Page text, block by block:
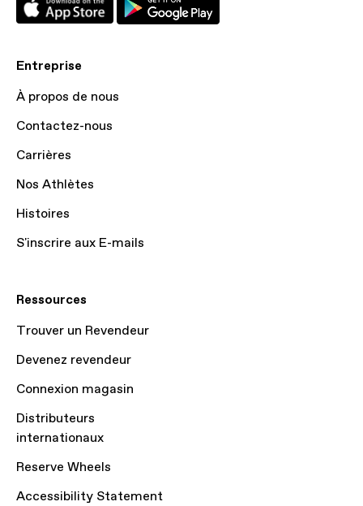
Entreprise
À propos de nous
Contactez-nous
Carrières
Nos Athlètes
Histoires
S'inscrire aux E-mails
Ressources
Trouver un Revendeur
Devenez revendeur
Connexion magasin
Distributeurs
internationaux
Reserve Wheels
Accessibility Statement